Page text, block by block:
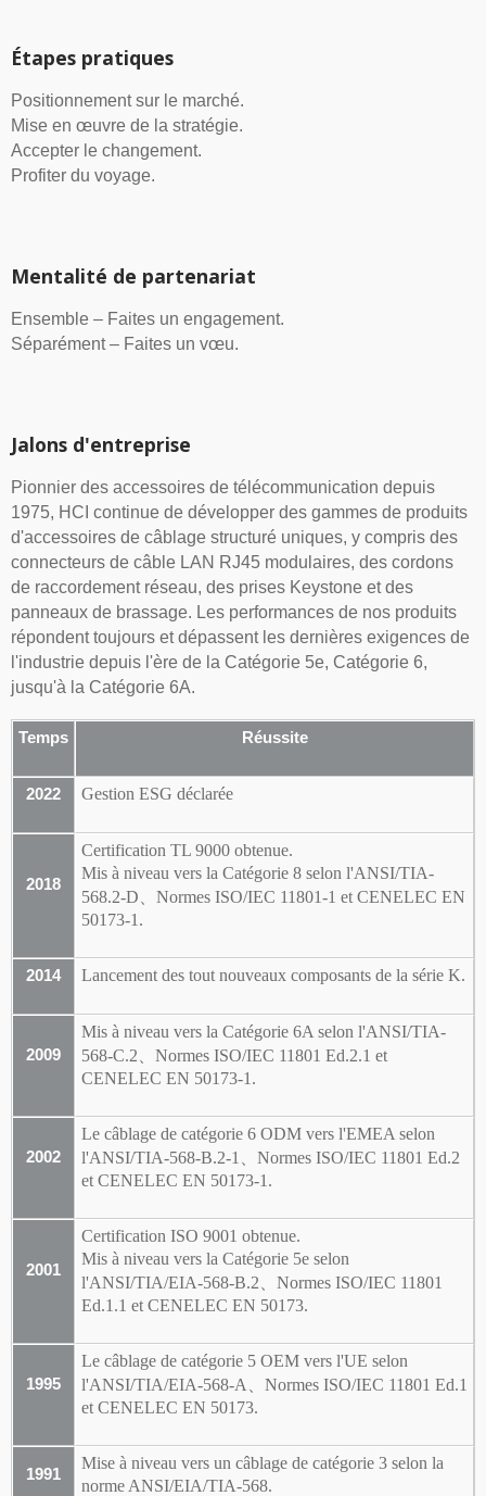
Étapes pratiques
Positionnement sur le marché.
Mise en œuvre de la stratégie.
Accepter le changement.
Profiter du voyage.
Mentalité de partenariat
Ensemble – Faites un engagement.
Séparément – Faites un vœu.
Jalons d'entreprise
Pionnier des accessoires de télécommunication depuis
1975, HCI continue de développer des gammes de produits
d'accessoires de câblage structuré uniques, y compris des
connecteurs de câble LAN RJ45 modulaires, des cordons
de raccordement réseau, des prises Keystone et des
panneaux de brassage. Les performances de nos produits
répondent toujours et dépassent les dernières exigences de
l'industrie depuis l'ère de la Catégorie 5e, Catégorie 6,
jusqu'à la Catégorie 6A.
Temps Réussite
2022 Gestion ESG déclarée
2018
Certification TL 9000 obtenue.
Mis à niveau vers la Catégorie 8 selon l'ANSI/TIA-
568.2-D、
Normes ISO/IEC 11801-1 et CENELEC EN
50173-1.
2014 Lancement des tout nouveaux composants de la série K.
2009
Mis à niveau vers la Catégorie 6A selon l'ANSI/TIA-
568-C.2、
Normes ISO/IEC 11801 Ed.2.1 et
CENELEC EN 50173-1.
2002
Le câblage de catégorie 6 ODM vers l'EMEA selon
l'ANSI/TIA-568-B.2-1 、
Normes ISO/IEC 11801 Ed.2
et CENELEC EN 50173-1.
2001
Certification ISO 9001 obtenue.
Mis à niveau vers la Catégorie 5e selon
l'ANSI/TIA/EIA-568-B.2、
Normes ISO/IEC 11801
Ed.1.1 et CENELEC EN 50173.
1995
Le câblage de catégorie 5 OEM vers l'UE selon
l'ANSI/TIA/EIA-568-A 、
Normes ISO/IEC 11801 Ed.1
et CENELEC EN 50173.
1991
Mise à niveau vers un câblage de catégorie 3 selon la
norme ANSI/EIA/TIA-568.